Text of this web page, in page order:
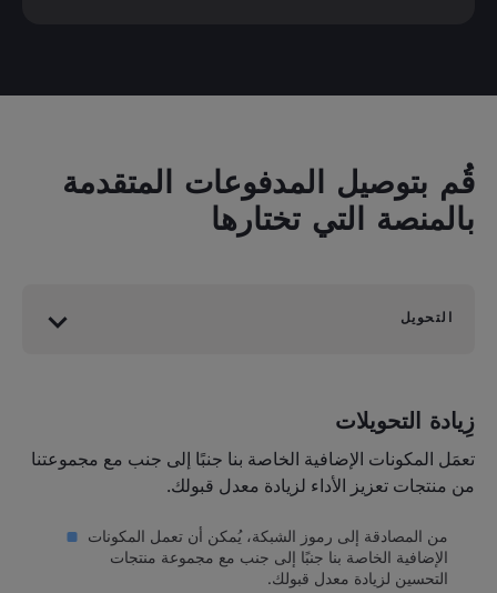
قُم بتوصيل المدفوعات المتقدمة
بالمنصة التي تختارها
التحويل
زِيادة التحويلات
تعمَل المكونات الإضافية الخاصة بنا جنبًا إلى جنب مع مجموعتنا
من منتجات تعزيز الأداء لزيادة معدل قبولك.
من المصادقة إلى رموز الشبكة، يُمكن أن تعمل المكونات
الإضافية الخاصة بنا جنبًا إلى جنب مع مجموعة منتجات
التحسين لزيادة معدل قبولك.